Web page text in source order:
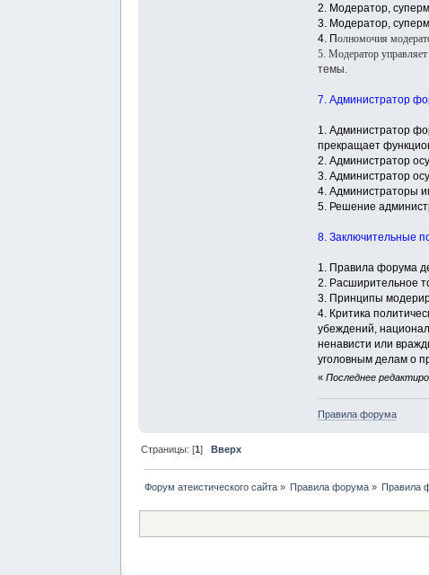
2. Модератор,
3. Модератор,
4. Полномочия
5. Модератор
темы.
7. Администратор
1. Администратор
прекращает
2. Администратор
3. Администратор
4. Администраторы
5. Решение
8. Заключительные
1. Правила форума
2. Расширительное
3. Принципы
4. Критика
убеждений,
ненависти или
уголовным делам о
«Последнее
Правила форума
Страницы: [1 ] Вверх
Форум атеистического сайта» Правила форума» Правила